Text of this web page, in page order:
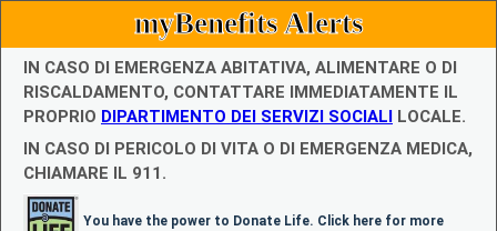
myBenefits Alerts
IN CASO DI EMERGENZA ABITATIVA, ALIMENTARE O DI
RISCALDAMENTO, CONTATTARE IMMEDIATAMENTE IL
PROPRIO DIPARTIMENTO DEI SERVIZI SOCIALI LOCALE.
IN CASO DI PERICOLO DI VITA O DI EMERGENZA MEDICA,
CHIAMARE IL 911.
You have the power to Donate Life. Click here for more